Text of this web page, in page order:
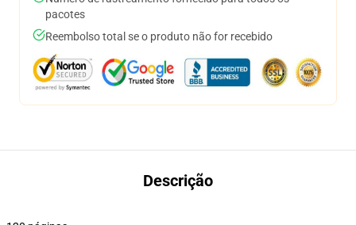
pacotes
Reembolso total se o produto não for recebido
Descrição